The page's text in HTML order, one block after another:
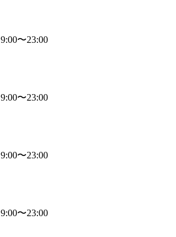
9:00〜23:00
9:00〜23:00
9:00〜23:00
9:00〜23:00